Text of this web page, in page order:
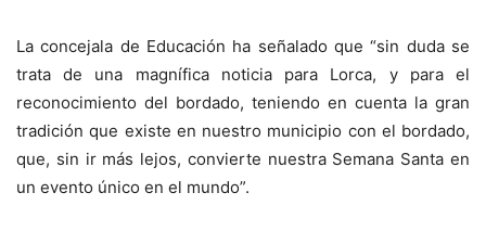
La concejala de Educación ha señalado que “sin duda se
trata de una magnífica noticia para Lorca, y para el
reconocimiento del bordado, teniendo en cuenta la gran
tradición que existe en nuestro municipio con el bordado,
que, sin ir más lejos, convierte nuestra Semana Santa en
un evento único en el mundo”.